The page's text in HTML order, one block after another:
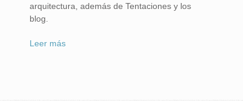
arquitectura, además de Tentaciones y los
blog.
Leer más